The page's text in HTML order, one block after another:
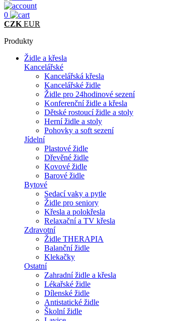
0
CZK EUR
Produkty
Židle a křesla
Kancelářské
Kancelářská křesla
Kancelářské židle
Židle pro 24hodinové sezení
Konferenční židle a křesla
Dětské rostoucí židle a stoly
Herní židle a stoly
Pohovky a soft sezení
Jídelní
Plastové židle
Dřevěné židle
Kovové židle
Barové židle
Bytové
Sedací vaky a pytle
Židle pro seniory
Křesla a polokřesla
Relaxační a TV křesla
Zdravotní
Židle THERAPIA
Balanční židle
Klekačky
Ostatní
Zahradní židle a křesla
Lékařské židle
Dílenské židle
Antistatické židle
Školní židle